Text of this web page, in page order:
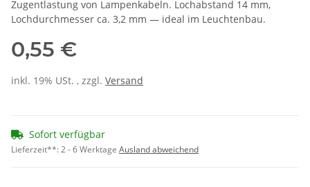
Zugentlastung von Lampenkabeln. Lochabstand 14 mm,
Lochdurchmesser ca. 3,2 mm — ideal im Leuchtenbau.
0,55 €
inkl. 19% USt. , zzgl. Versand
Sofort verfügbar
Lieferzeit**:2 - 6 Werktage Ausland abweichend